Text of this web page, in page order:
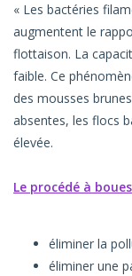
« Les bactéries
augmentent le
flottaison. La
faible. Ce
des mousses
absentes, les flocs
élevée.
Le procédé à
éliminer la
éliminer une